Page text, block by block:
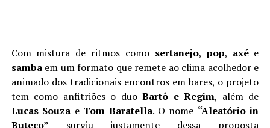
Com mistura de ritmos como sertanejo, pop, axée
sambaem um formato que remete ao clima acolhedor e
animado dos tradicionais encontros em bares, o projeto
tem como anfitriões o duoBartô e Regim, além de
Lucas Souza e Tom Baratella. O nome “Aleatório in
Buteco” surgiu justamente dessa proposta